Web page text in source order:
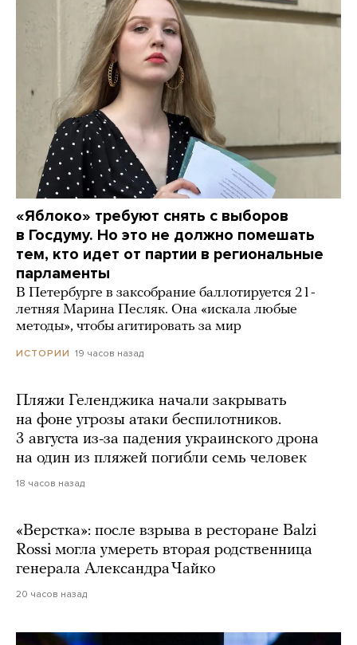
«Яблоко» требуют снять с выборов
в Госдуму. Но это не должно помешать
тем, кто идет от партии в региональные
парламенты
В Петербурге в заксобрание баллотируется 21-
летняя Марина Песляк. Она «искала любые
методы», чтобы агитировать за мир
ИСТОРИИ 19 часов назад
Пляжи Геленджика начали закрывать
на фоне угрозы атаки беспилотников.
3 августа из-за падения украинского дрона
на один из пляжей погибли семь человек
18 часов назад
«Верстка»: после взрыва в ресторане Balzi
Rossi могла умереть вторая родственница
генерала Александра Чайко
20 часов назад